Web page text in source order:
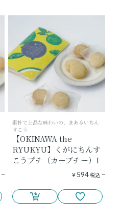
素朴で上品な味わいの、まあるいちん
すこう
【OKINAWA the
RYUKYU】くがにちんす
こうプチ（カーブチー）I
¥ 594税込